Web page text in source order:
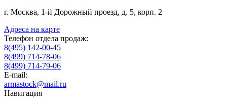
г. Москва, 1-й Дорожный проезд, д. 5, корп. 2
Адреса на карте
Телефон отдела продаж:
8(495) 142-00-45
8(499) 714-78-06
8(499) 714-79-06
E-mail:
armastock@mail.ru
Навигация